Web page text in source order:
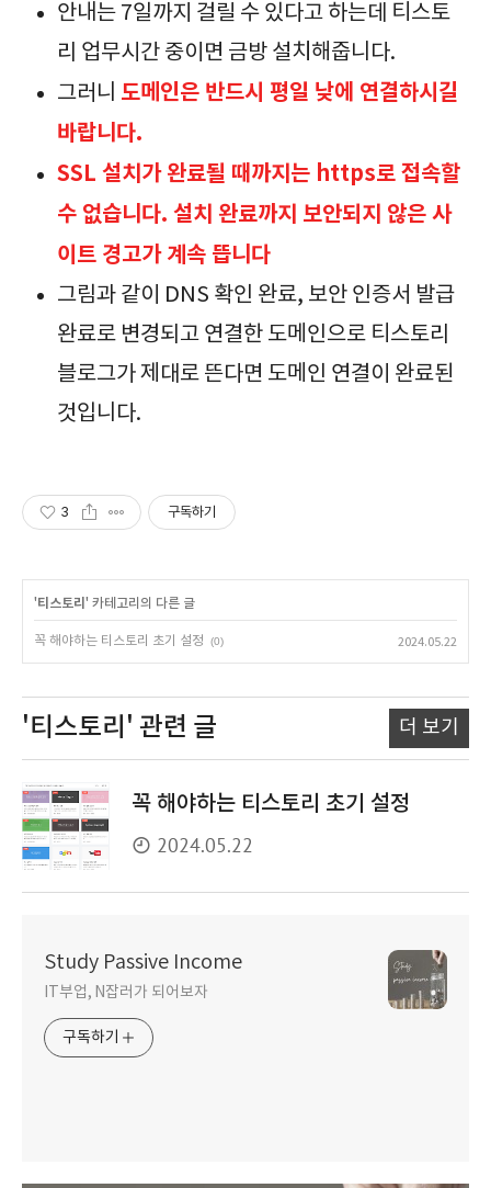
안내는 7일까지 걸릴 수 있다고 하는데 티스토
리 업무시간 중이면 금방 설치해줍니다.
그러니 도메인은 반드시 평일 낮에 연결하시길
바랍니다.
SSL 설치가 완료될 때까지는 https로 접속할
수 없습니다. 설치 완료까지 보안되지 않은 사
이트 경고가 계속 뜹니다
그림과 같이 DNS 확인 완료, 보안 인증서 발급
완료로 변경되고 연결한 도메인으로 티스토리
블로그가 제대로 뜬다면 도메인 연결이 완료된
것입니다.
3 구독하기
'티스토리 ' 카테고리의 다른 글
꼭 해야하는 티스토리 초기 설정 (0) 2024.05.22
'티스토리' 관련 글 더 보기
꼭 해야하는 티스토리 초기 설정
2024.05.22
Study Passive Income
IT부업, N잡러가 되어보자
구독하기